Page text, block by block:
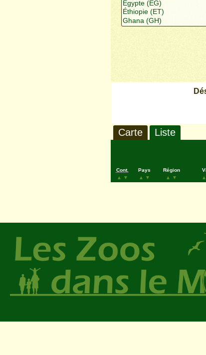
Carte Liste
Cont.
▲
▼
Pays
▲
▼
Région
▲
▼
▲